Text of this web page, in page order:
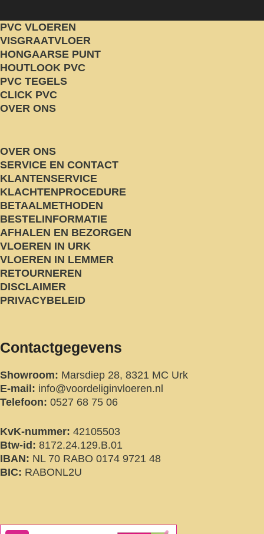
PVC VLOEREN
VISGRAATVLOER
HONGAARSE PUNT
HOUTLOOK PVC
PVC TEGELS
CLICK PVC
OVER ONS
OVER ONS
SERVICE EN CONTACT
KLANTENSERVICE
KLACHTENPROCEDURE
BETAALMETHODEN
BESTELINFORMATIE
AFHALEN EN BEZORGEN
VLOEREN IN URK
VLOEREN IN LEMMER
RETOURNEREN
DISCLAIMER
PRIVACYBELEID
Contactgegevens
Showroom: Marsdiep 28, 8321 MC Urk
E-mail: info@voordeliginvloeren.nl
Telefoon: 0527 68 75 06
KvK-nummer: 42105503
Btw-id: 8172.24.129.B.01
IBAN: NL 70 RABO 0174 9721 48
BIC: RABONL2U